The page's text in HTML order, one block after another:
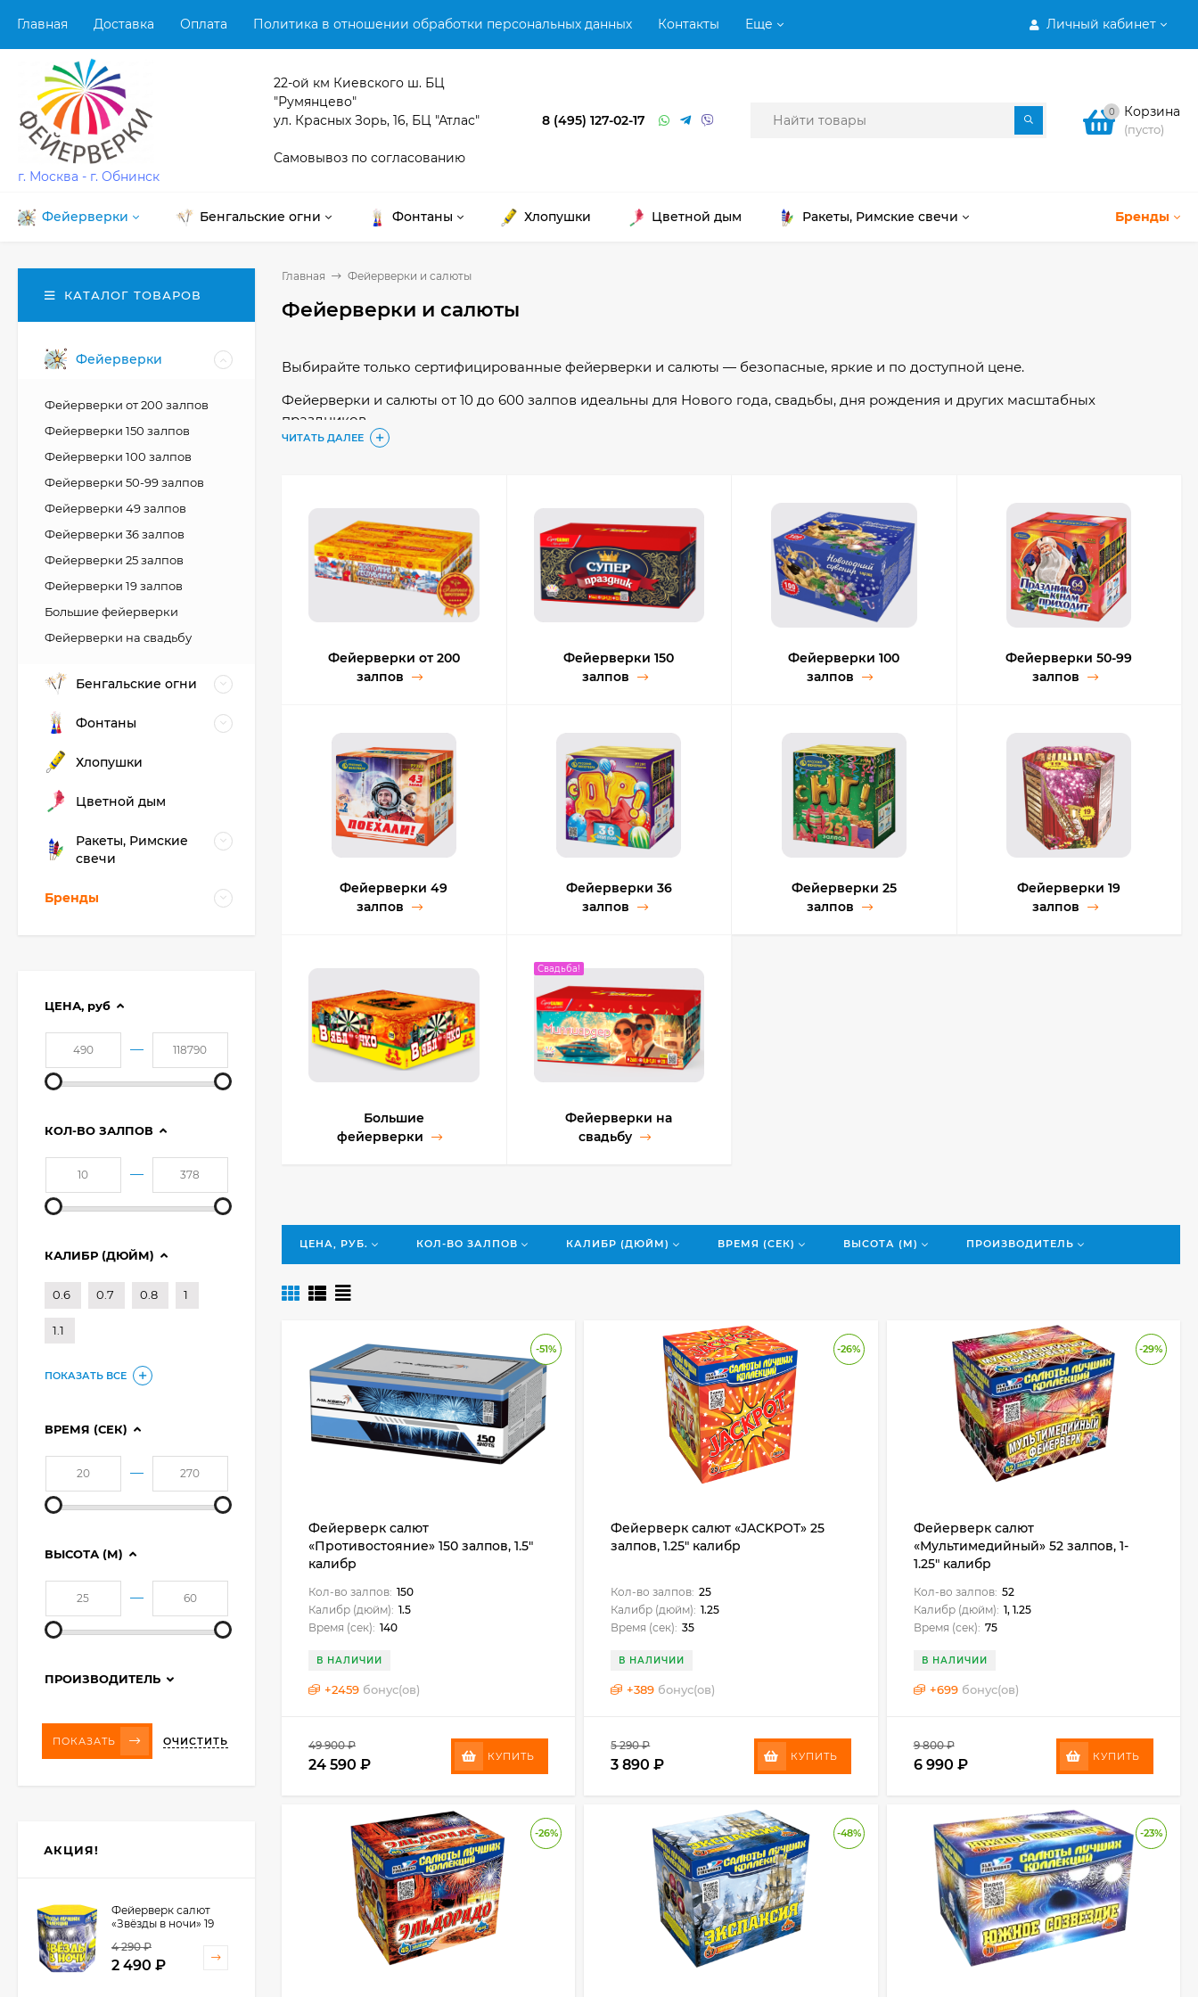
Личный кабинет
Главная Доставка Оплата Политика в отношении обработки персональных данных Контакты Еще
г. Москва - г. Обнинск
22-ой км Киевского ш. БЦ
"Румянцево"
ул. Красных Зорь, 16, БЦ "Атлас"
Самовывоз по согласованию
8 (495) 127-02-17 0 Корзина
(пусто)
Бренды
Фейерверки Бенгальские огни Фонтаны Хлопушки Цветной дым Ракеты, Римские свечи
Главная Фейерверки и салюты
Фейерверки и салюты
Выбирайте только сертифицированные фейерверки и салюты — безопасные, яркие и по доступной цене.
Фейерверки и салюты от 10 до 600 залпов идеальны для Нового года, свадьбы, дня рождения и других масштабных
праздников.
Заказывайте онлайн — доставка по всей России. Только проверенные производители — гарантия качества.
ЧИТАТЬ ДАЛЕЕ
Фейерверки от 200
залпов
Фейерверки 150
залпов
Фейерверки 100
залпов
Фейерверки 50-99
залпов
Фейерверки 49
залпов
Фейерверки 36
залпов
Фейерверки 25
залпов
Фейерверки 19
залпов
Большие
фейерверки
Свадьба!
Фейерверки на
cвадьбу
ЦЕНА, РУБ. КОЛ-ВО ЗАЛПОВ КАЛИБР (ДЮЙМ) ВРЕМЯ (СЕК) ВЫСОТА (М) ПРОИЗВОДИТЕЛЬ
-51%
Фейерверк салют
«Противостояние» 150 залпов, 1.5"
калибр
Кол-во залпов: 150
Калибр (дюйм): 1.5
Время (сек): 140
В НАЛИЧИИ
+2459 бонус(ов)
49 900₽
24 590 ₽
КУПИТЬ
-26%
Фейерверк салют «JACKPOT» 25
залпов, 1.25" калибр
Кол-во залпов: 25
Калибр (дюйм): 1.25
Время (сек): 35
В НАЛИЧИИ
+389 бонус(ов)
5 290₽
3 890₽
КУПИТЬ
-29%
Фейерверк салют
«Мультимедийный» 52 залпов, 1-
1.25" калибр
Кол-во залпов: 52
Калибр (дюйм): 1, 1.25
Время (сек): 75
В НАЛИЧИИ
+699 бонус(ов)
9 800₽
6 990 ₽
КУПИТЬ
-26% -48% -23%
КАТАЛОГ ТОВАРОВ
Фейерверки
Фейерверки от 200 залпов
Фейерверки 150 залпов
Фейерверки 100 залпов
Фейерверки 50-99 залпов
Фейерверки 49 залпов
Фейерверки 36 залпов
Фейерверки 25 залпов
Фейерверки 19 залпов
Большие фейерверки
Фейерверки на cвадьбу
Бенгальские огни
Фонтаны
Хлопушки
Цветной дым
Ракеты, Римские
свечи
Бренды
ЦЕНА, руб
—
КОЛ-ВО ЗАЛПОВ
—
КАЛИБР (ДЮЙМ)
0.6 0.7 0.8 1
1.1
ПОКАЗАТЬ ВСЕ
ВРЕМЯ (СЕК)
—
ВЫСОТА (М)
—
ПРОИЗВОДИТЕЛЬ
ПОКАЗАТЬ ОЧИСТИТЬ
АКЦИЯ!
Фейерверк салют
«Звёзды в ночи» 19
4 290₽
2 490 ₽